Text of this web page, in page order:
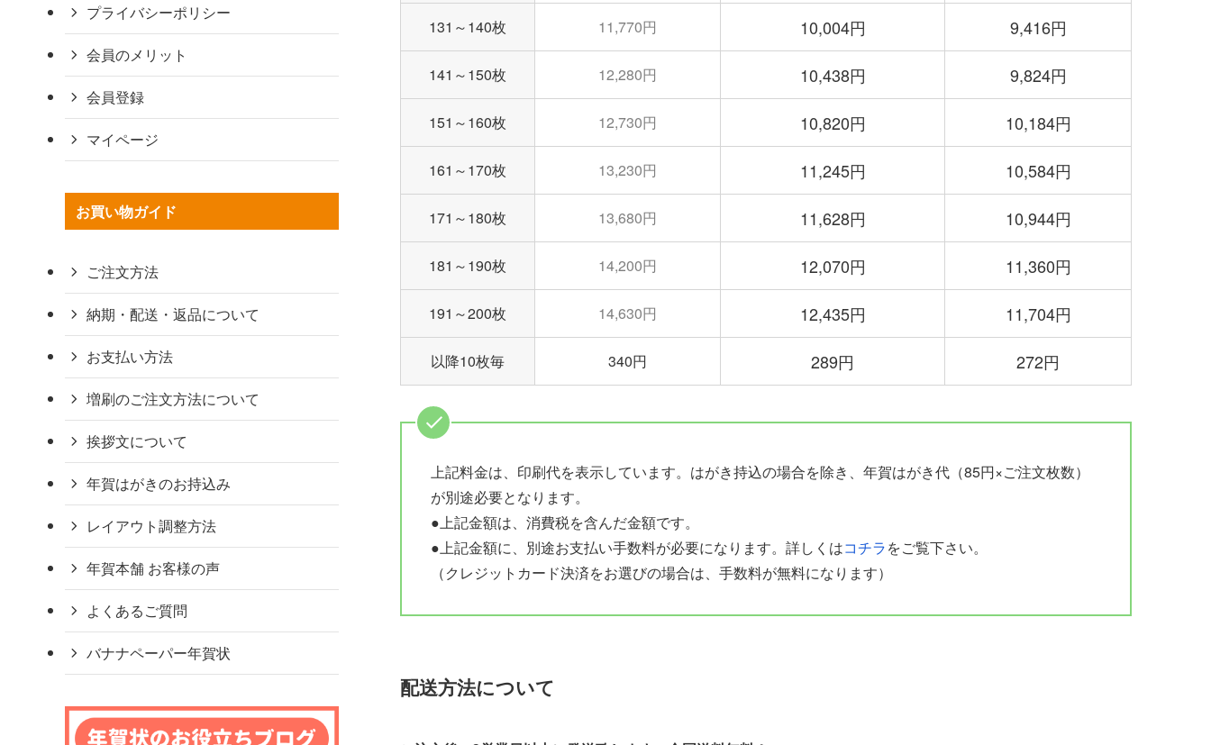
131～140枚 11,770円 10,004円 9,416円
141～150枚 12,280円 10,438円 9,824円
151～160枚 12,730円 10,820円 10,184円
161～170枚 13,230円 11,245円 10,584円
171～180枚 13,680円 11,628円 10,944円
181～190枚 14,200円 12,070円 11,360円
191～200枚 14,630円 12,435円 11,704円
以降10枚毎 340円 289円 272円
上記料金は、印刷代を表示しています。はがき持込の場合を除き、年賀はがき代（85円×ご注文枚数）
が別途必要となります。
●上記金額は、消費税を含んだ金額です。
●上記金額に、別途お支払い手数料が必要になります。詳しくはコチラをご覧下さい。
（クレジットカード決済をお選びの場合は、手数料が無料になります）
配送方法について
プライバシーポリシー
会員のメリット
会員登録
マイページ
お買い物ガイド
ご注文方法
納期・配送・返品について
お支払い方法
増刷のご注文方法について
挨拶文について
年賀はがきのお持込み
レイアウト調整方法
年賀本舗 お客様の声
よくあるご質問
バナナペーパー年賀状